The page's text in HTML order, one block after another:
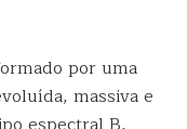
por uma
massiva e